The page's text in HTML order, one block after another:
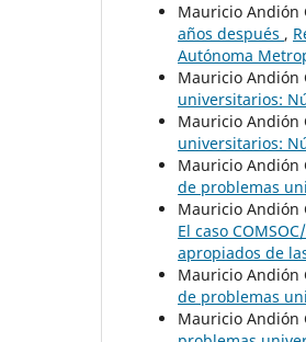
Mauricio Andión
años después ,
Autónoma
Mauricio Andión
universitarios:
Mauricio Andión
universitarios:
Mauricio Andión
de problemas
Mauricio Andión
El caso
apropiados de
Mauricio Andión
de problemas
Mauricio Andión